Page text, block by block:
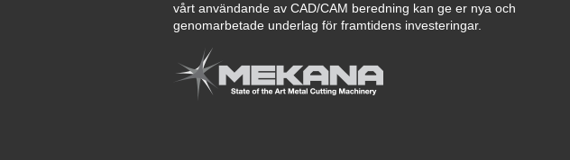
vårt användande av CAD/CAM beredning kan ge er nya och
genomarbetade underlag för framtidens investeringar.